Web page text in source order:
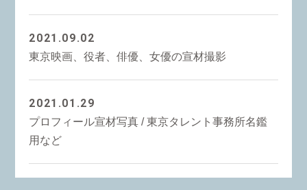
2021.09.02
東京映画、役者、俳優、女優の宣材撮影
2021.01.29
プロフィール宣材写真 / 東京タレント事務所名鑑
用など